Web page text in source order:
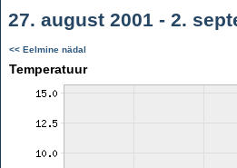
27. august 2001 - 2.
<< Eelmine nädal
Temperatuur